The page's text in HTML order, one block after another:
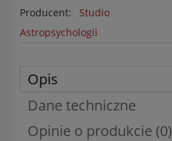
Producent:
Studio
Astropsychologii
Opis
Dane techniczne
Opinie o produkcie (0)